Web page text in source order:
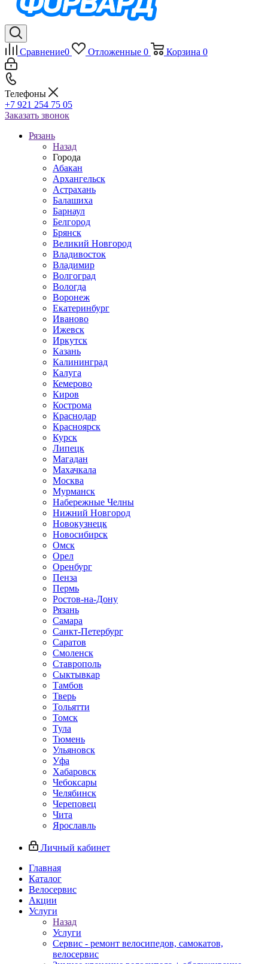
Сравнение0 Отложенные 0 Корзина 0
Телефоны
+7 921 254 75 05
Заказать звонок
Рязань
Назад
Города
Абакан
Архангельск
Астрахань
Балашиха
Барнаул
Белгород
Брянск
Великий Новгород
Владивосток
Владимир
Волгоград
Вологда
Воронеж
Екатеринбург
Иваново
Ижевск
Иркутск
Казань
Калининград
Калуга
Кемерово
Киров
Кострома
Краснодар
Красноярск
Курск
Липецк
Магадан
Махачкала
Москва
Мурманск
Набережные Челны
Нижний Новгород
Новокузнецк
Новосибирск
Омск
Орел
Оренбург
Пенза
Пермь
Ростов-на-Дону
Рязань
Самара
Санкт-Петербург
Саратов
Смоленск
Ставрополь
Сыктывкар
Тамбов
Тверь
Тольятти
Томск
Тула
Тюмень
Ульяновск
Уфа
Хабаровск
Чебоксары
Челябинск
Череповец
Чита
Ярославль
Личный кабинет
Главная
Каталог
Велосервис
Акции
Услуги
Назад
Услуги
Сервис - ремонт велосипедов, самокатов,
велосервис